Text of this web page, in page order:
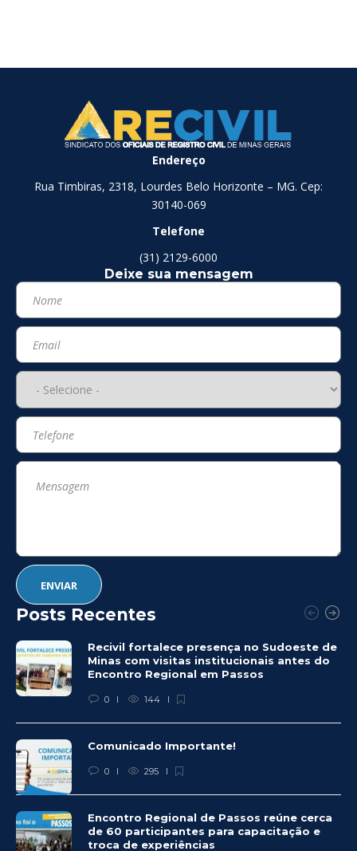
Endereço
Rua Timbiras, 2318, Lourdes Belo Horizonte – MG. Cep:
30140-069
Telefone
(31) 2129-6000
Deixe sua mensagem
Posts Recentes
Recivil fortalece presença no Sudoeste de
Minas com visitas institucionais antes do
Encontro Regional em Passos
0 144
Comunicado Importante!
0 295
Encontro Regional de Passos reúne cerca
de 60 participantes para capacitação e
troca de experiências